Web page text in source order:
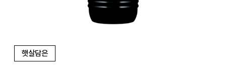
햇살담은